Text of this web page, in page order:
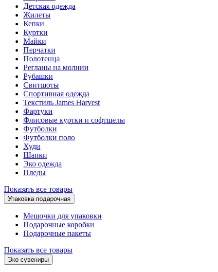
Детская одежда
Жилеты
Кепки
Куртки
Майки
Перчатки
Полотенца
Регланы на молнии
Рубашки
Свитшоты
Спортивная одежда
Текстиль James Harvest
Фартуки
Флисовые куртки и софтшелы
Футболки
Футболки поло
Худи
Шапки
Эко одежда
Пледы
Показать все товары
Упаковка подарочная
Мешочки для упаковки
Подарочные коробки
Подарочные пакеты
Показать все товары
Эко сувениры